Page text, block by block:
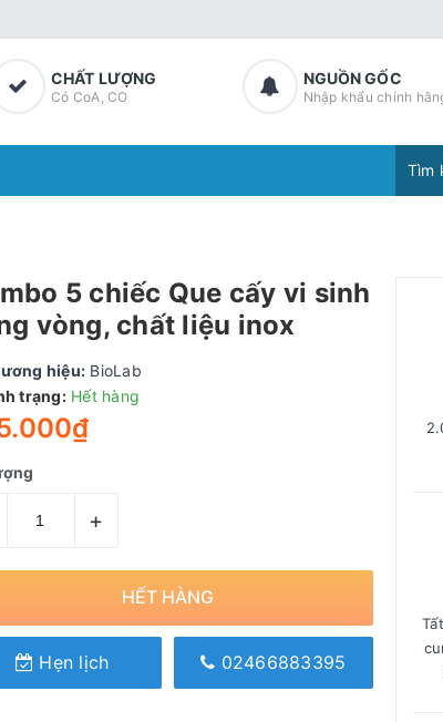
CHẤT LƯỢNG
Có CoA, CO
NGUỒN GỐC
Nhập khẩu chính
5 chiếc Que cấy vi sinh
vòng, chất liệu inox
hiệu: BioLab
trạng: Hết hàng
+
HẾT HÀNG
Hẹn lịch 02466883395